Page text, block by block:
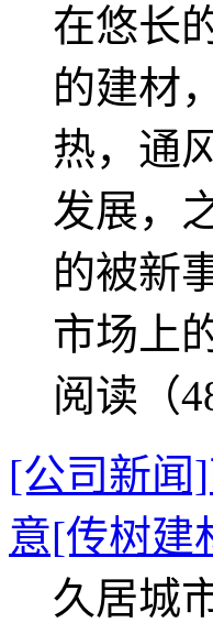
在悠长
的建材
热，通
发展，
的被新
市场上
阅读（
[公司新闻
意[传树建
久居城